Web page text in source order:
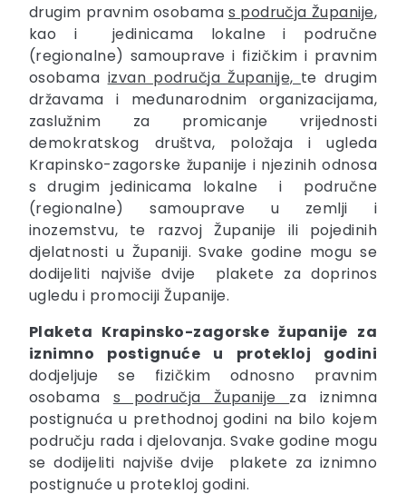
drugim pravnim osobama s područja Županije,
kao i jedinicama lokalne i područne
(regionalne) samouprave i fizičkim i pravnim
osobama izvan područja Županije, te drugim
državama i međunarodnim organizacijama,
zaslužnim za promicanje vrijednosti
demokratskog društva, položaja i ugleda
Krapinsko-zagorske županije i njezinih odnosa
s drugim jedinicama lokalne i područne
(regionalne) samouprave u zemlji i
inozemstvu, te razvoj Županije ili pojedinih
djelatnosti u Županiji. Svake godine mogu se
dodijeliti najviše dvije plakete za doprinos
ugledu i promociji Županije.
Plaketa Krapinsko-zagorske županije za
iznimno postignuće u protekloj godini
dodjeljuje se fizičkim odnosno pravnim
osobama s područja Županije za iznimna
postignuća u prethodnoj godini na bilo kojem
području rada i djelovanja. Svake godine mogu
se dodijeliti najviše dvije plakete za iznimno
postignuće u protekloj godini.